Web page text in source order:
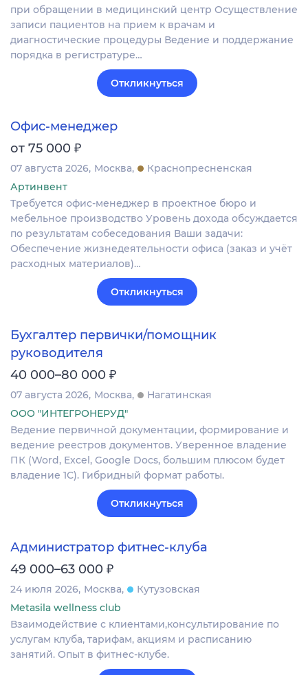
при обращении в медицинский центр Осуществление
записи пациентов на прием к врачам и
диагностические процедуры Ведение и поддержание
порядка в регистратуре…
Откликнуться
Офис-менеджер
от 75 000 ₽
07 августа 2026 Москва
Краснопресненская
Артинвент
Требуется офис-менеджер в проектное бюро и
мебельное производство Уровень дохода обсуждается
по результатам собеседования Ваши задачи:
Обеспечение жизнедеятельности офиса (заказ и учёт
расходных материалов)…
Откликнуться
Бухгалтер первички/помощник
руководителя
40 000–80 000 ₽
07 августа 2026 Москва
Нагатинская
ООО "ИНТЕГРОНЕРУД"
Ведение первичной документации, формирование и
ведение реестров документов. Уверенное владение
ПК (Word, Excel, Google Docs, большим плюсом будет
владение 1С). Гибридный формат работы.
Откликнуться
Администратор фитнес-клуба
49 000–63 000 ₽
24 июля 2026 Москва
Кутузовская
Metasila wellness club
Взаимодействие с клиентами,консультирование по
услугам клуба, тарифам, акциям и расписанию
занятий. Опыт в фитнес-клубе.